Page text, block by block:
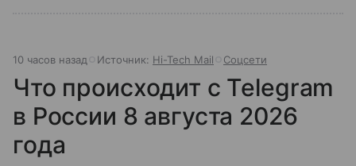
10 часов назад Источник: Hi-Tech Mail Соцсети
Что происходит с Telegram
в России 8 августа 2026
года